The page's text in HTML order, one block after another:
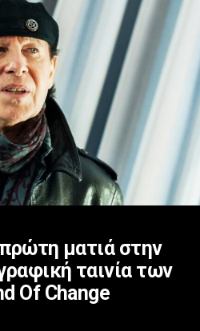
ματιά στην
ταινία των
Of Change